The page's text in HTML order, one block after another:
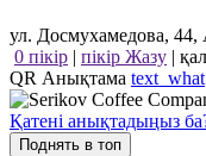
ул. Досмухамедова, 44,
0 пікір | пікір Жазу |
QR Анықтама text_what
Қатені анықтадыңыз
Поднять в топ